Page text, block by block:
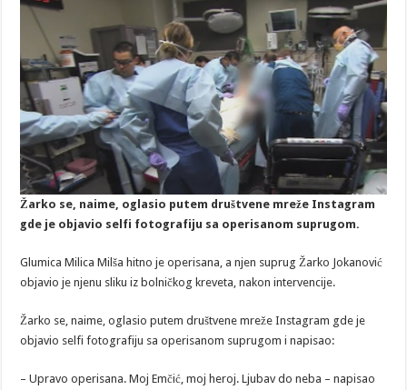
Žarko se, naime, oglasio putem društvene mreže Instagram
gde je objavio selfi fotografiju sa operisanom suprugom.
Glumica Milica Milša hitno je operisana, a njen suprug Žarko Jokanović
objavio je njenu sliku iz bolničkog kreveta, nakon intervencije.
Žarko se, naime, oglasio putem društvene mreže Instagram gde je
objavio selfi fotografiju sa operisanom suprugom i napisao:
– Upravo operisana. Moj Emčić, moj heroj. Ljubav do neba – napisao